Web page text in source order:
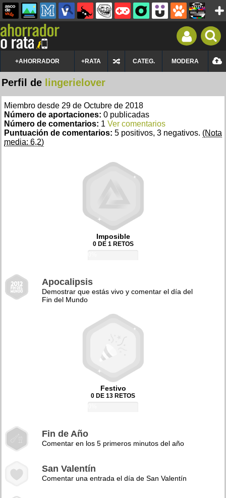
+AHORRADOR +RATA CATEG. MODERA
Perfil de lingerielover
Miembro desde 29 de Octubre de 2018
Número de aportaciones: 0 publicadas
Número de comentarios: 1 Ver comentarios
Puntuación de comentarios: 5 positivos, 3 negativos. (Nota
media: 6,2)
Imposible
0 DE 1 RETOS
Apocalipsis
Demostrar que estás vivo y comentar el día del
Fin del Mundo
Festivo
0 DE 13 RETOS
Fin de Año
Comentar en los 5 primeros minutos del año
San Valentín
Comentar una entrada el día de San Valentín